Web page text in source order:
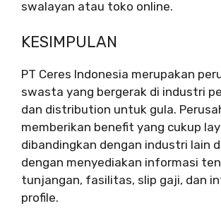
swalayan atau toko online.
KESIMPULAN
PT Ceres Indonesia merupakan
swasta yang bergerak di industri
dan distribution untuk gula.
memberikan benefit yang cukup
dibandingkan dengan industri lain
dengan menyediakan informasi
tunjangan, fasilitas, slip gaji, dan
profile.